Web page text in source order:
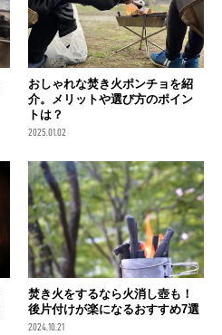
おしゃれな焚き火ポンチョを紹
介。メリットや選び方のポイン
トは？
2025.01.02
焚き火をするなら火消し壺も！
後片付けが楽になるおすすめ7選
2024.10.21